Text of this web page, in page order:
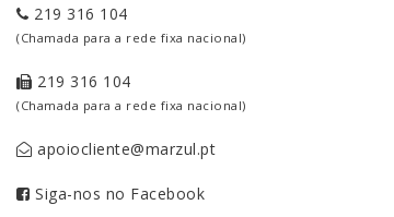
219 316 104
(Chamada para a rede fixa nacional)
219 316 104
(Chamada para a rede fixa nacional)
apoiocliente@marzul.pt
Siga-nos no Facebook